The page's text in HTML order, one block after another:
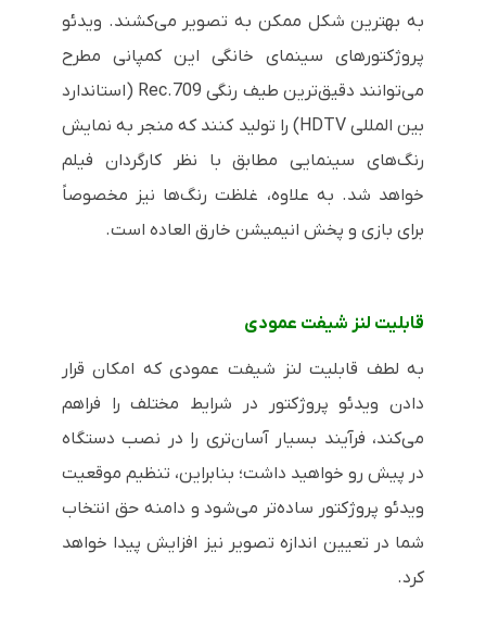
به بهترین شکل ممکن به تصویر می‌کشند. ویدئو
پروژکتورهای سینمای خانگی این کمپانی مطرح
می‌توانند دقیق‌ترین طیف رنگی Rec.709 (استاندارد
بین المللیHDTV) را تولید کنند که منجر به نمایش
رنگ‌های سینمایی مطابق با نظر کارگردان فیلم
خواهد شد. به علاوه، غلظت رنگ‌ها نیز مخصوصاً
برای بازی و پخش انیمیشن خارق العاده است.
قابلیت لنز شیفت عمودی
به لطف قابلیت لنز شیفت عمودی که امکان قرار
دادن ویدئو پروژکتور در شرایط مختلف را فراهم
می‌کند، فرآیند بسیار آسان‌تری را در نصب دستگاه
در پیش رو خواهید داشت؛ بنابراین، تنظیم موقعیت
ویدئو پروژکتور ساده‌تر می‌شود و دامنه حق انتخاب
شما در تعیین اندازه تصویر نیز افزایش پیدا خواهد
کرد.